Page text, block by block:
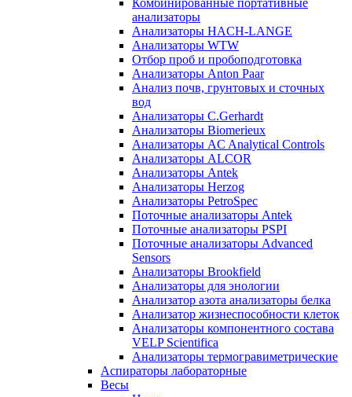
анализаторы
Анализаторы HACH-LANGE
Анализаторы WTW
Отбор проб и пробоподготовка
Анализаторы Anton Paar
Анализ почв, грунтовых и сточных
вод
Анализаторы C.Gerhardt
Анализаторы Biomerieux
Анализаторы AC Analytical Controls
Анализаторы ALCOR
Анализаторы Antek
Анализаторы Herzog
Анализаторы PetroSpec
Поточные анализаторы Antek
Поточные анализаторы PSPI
Поточные анализаторы Advanced
Sensors
Анализаторы Brookfield
Анализаторы для энологии
Анализатор азота анализаторы белка
Анализатор жизнеспособности клеток
Анализаторы компонентного состава
VELP Scientifica
Анализаторы термогравиметрические
Аспираторы лабораторные
Весы